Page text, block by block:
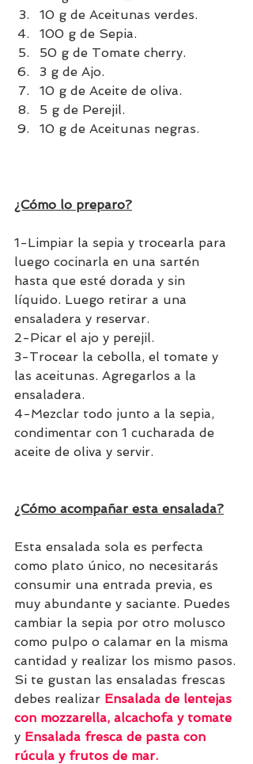
10 g de Aceitunas verdes.
100 g de Sepia.
50 g de Tomate cherry.
3 g de Ajo.
10 g de Aceite de oliva.
5 g de Perejil.
10 g de Aceitunas negras.
¿Cómo lo preparo?
1-Limpiar la sepia y trocearla para
luego cocinarla en una sartén
hasta que esté dorada y sin
líquido. Luego retirar a una
ensaladera y reservar.
2-Picar el ajo y perejil.
3-Trocear la cebolla, el tomate y
las aceitunas. Agregarlos a la
ensaladera.
4-Mezclar todo junto a la sepia,
condimentar con 1 cucharada de
aceite de oliva y servir.
¿Cómo acompañar esta ensalada?
Esta ensalada sola es perfecta
como plato único, no necesitarás
consumir una entrada previa, es
muy abundante y saciante. Puedes
cambiar la sepia por otro molusco
como pulpo o calamar en la misma
cantidad y realizar los mismo pasos.
Si te gustan las ensaladas frescas
debes realizar Ensalada de lentejas
con mozzarella, alcachofa y tomate
y Ensalada fresca de pasta con
rúcula y frutos de mar.